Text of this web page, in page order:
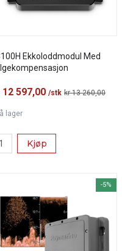
Ekkoloddmodul Med
597,00 /stk kr 13 260,00
lager
Kjøp
-5%